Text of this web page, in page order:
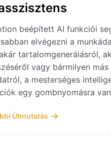
beépített AI funkciói
elvégezni a
tartalomgenerálásról,
vagy bármilyen más
a mesterséges
egy gombnyomásra
Útmutatás